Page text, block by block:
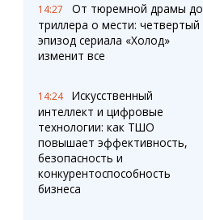
14:27
От тюремной драмы до
триллера о мести: четвертый
эпизод сериала «Холод»
изменит все
14:24
Искусственный
интеллект и цифровые
технологии: как ТШО
повышает эффективность,
безопасность и
конкурентоспособность
бизнеса